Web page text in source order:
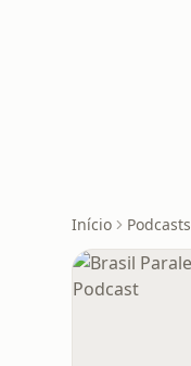
Início Podcasts